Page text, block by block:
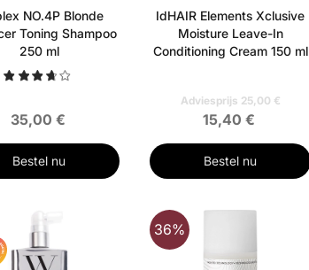
NO.4P Blonde
Toning Shampoo
250 ml
35,00 €
Bestel nu
IdHAIR Elements Xclusive
Moisture Leave-In
Conditioning Cream 150 ml
Adviesprijs 25,00 €
15,40 €
Bestel nu
36%